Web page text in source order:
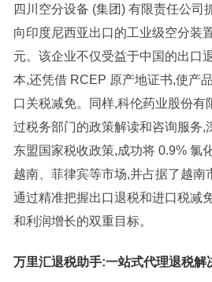
四川空分设备 (集团) 有限责任公司
向印度尼西亚出口的工业级空分装
元。该企业不仅受益于中国的出口
本,还凭借 RCEP 原产地证书,使产
口关税减免。同样,科伦药业股份有
过税务部门的政策解读和咨询服务,
东盟国家税收政策,成功将 0.9% 氯
越南、菲律宾等市场,并占据了越南
通过精准把握出口退税和进口税减
和利润增长的双重目标。
万里汇退税助手:一站式代理退税解